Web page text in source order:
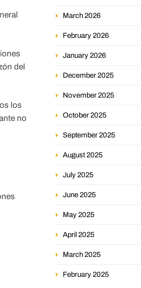
del
los
no
March 2026
February 2026
January 2026
December 2025
November 2025
October 2025
September 2025
August 2025
July 2025
June 2025
May 2025
April 2025
March 2025
February 2025